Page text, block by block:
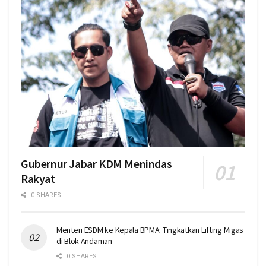
Gubernur Jabar KDM Menindas
Rakyat
0 SHARES
Menteri ESDM ke Kepala BPMA: Tingkatkan Lifting Migas
di Blok Andaman
0 SHARES